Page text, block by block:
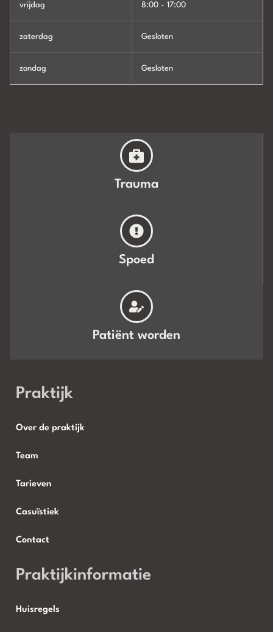
vrijdag 8:00 - 17:00
zaterdag Gesloten
zondag Gesloten
Trauma
Spoed
Patiënt worden
Praktijk
Over de praktijk
Team
Tarieven
Casuïstiek
Contact
Praktijkinformatie
Huisregels